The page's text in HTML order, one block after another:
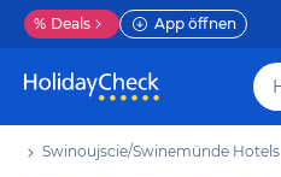
% Deals App öffnen
Swinoujscie/Swinemünde Hotels